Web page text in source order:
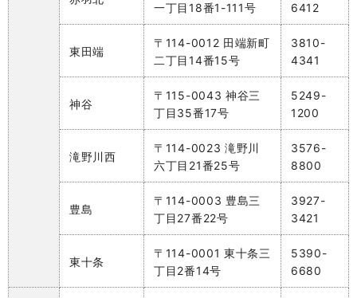
一丁目18番1-111号 6412
東田端
〒114-0012 田端新町
二丁目14番15号
3810-
4341
神谷
〒115-0043 神谷三
丁目35番17号
5249-
1200
滝野川西
〒114-0023 滝野川
六丁目21番25号
3576-
8800
豊島
〒114-0003 豊島三
丁目27番22号
3927-
3421
東十条
〒114-0001 東十条三
丁目2番14号
5390-
6680